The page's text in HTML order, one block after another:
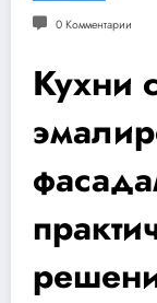
0 Комментарии
Кухни с